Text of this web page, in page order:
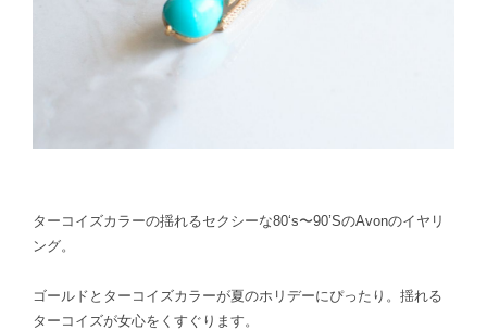
ターコイズカラーの揺れるセクシーな80‘s〜90’SのAvonのイヤリ
ング。
ゴールドとターコイズカラーが夏のホリデーにぴったり。 揺れる
ターコイズが女心をくすぐります。